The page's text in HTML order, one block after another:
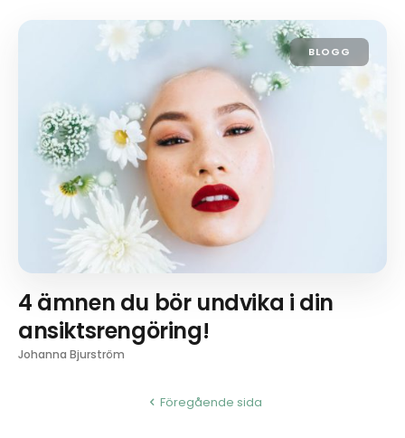
BLOGG
4 ämnen du bör undvika i din
ansiktsrengöring!
Johanna Bjurström
Föregående sida